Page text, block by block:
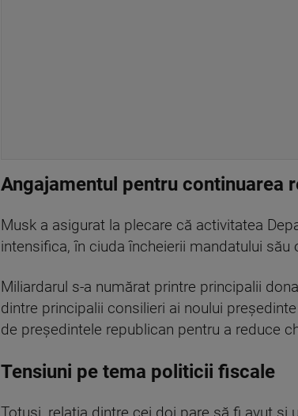
Angajamentul pentru continuarea
Musk a asigurat la plecare că activitatea
intensifica, în ciuda încheierii mandatului său
Miliardarul s-a numărat printre principalii
dintre principalii consilieri ai noului
de președintele republican pentru a reduce
Tensiuni pe tema politicii fiscale